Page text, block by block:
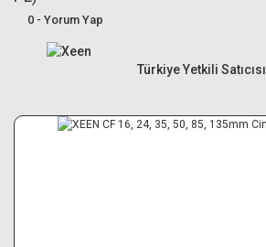
0 - Yorum Yap
Türkiye Yetkili Satıcısı